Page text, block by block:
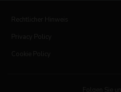
Rechtlicher Hinweis
Privacy Policy
Cookie Policy
Folgen Sie